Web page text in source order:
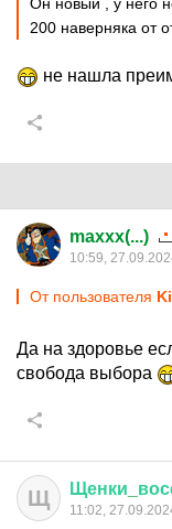
200 наверняка от
не нашла
maxxx(...)
10:59,
От пользователя
Да на здоровье
свобода выбора
Щ Щенки
11:02,